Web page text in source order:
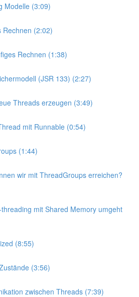
Modelle (3:09)
Rechnen (2:02)
Rechnen (1:38)
(JSR 133) (2:27)
Threads erzeugen (3:49)
mit Runnable (0:54)
(1:44)
wir mit ThreadGroups erreichen?
mit Shared Memory umgeht
(8:55)
(3:56)
zwischen Threads (7:39)